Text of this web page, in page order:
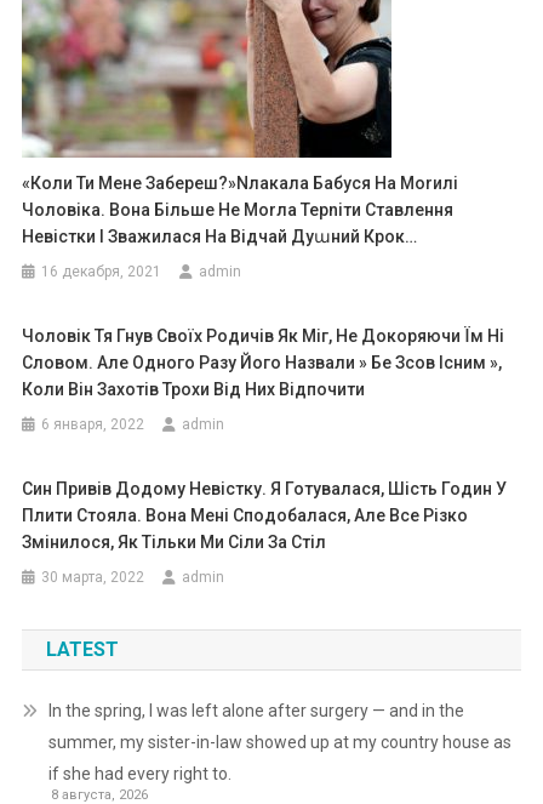
«Коли Ти Мене Забереш?»nлакала Бабуся На Моrилі
Чоловіка. Вона Більше Не Моrла Терnіти Ставлення
Невістки І Зважилася На Відчай Дуաний Крок…
16 декабря, 2021 admin
Чоловік Тя Гнув Своїх Родичів Як Міг, Не Докоряючи Їм Ні
Словом. Але Одного Разу Його Назвали » Бе Зсов Існим »,
Коли Він Захотів Трохи Від Них Відпочити
6 января, 2022 admin
Син Привів Додому Невістку. Я Готувалася, Шість Годин У
Плити Стояла. Вона Мені Сподобалася, Але Все Різко
Змінилося, Як Тільки Ми Сіли За Стіл
30 марта, 2022 admin
LATEST
In the spring, I was left alone after surgery — and in the
summer, my sister-in-law showed up at my country house as
if she had every right to.
8 августа, 2026